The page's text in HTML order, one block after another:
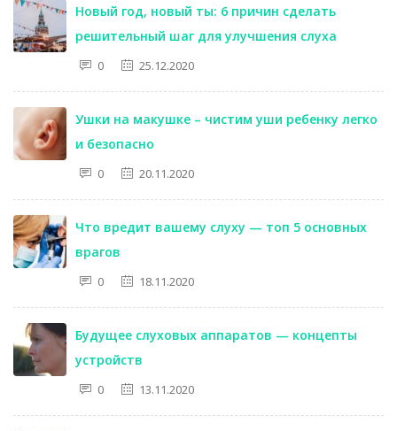
Новый год, новый ты: 6 причин сделать
решительный шаг для улучшения слуха
0 25.12.2020
Ушки на макушке – чистим уши ребенку легко
и безопасно
0 20.11.2020
Что вредит вашему слуху — топ 5 основных
врагов
0 18.11.2020
Будущее слуховых аппаратов — концепты
устройств
0 13.11.2020